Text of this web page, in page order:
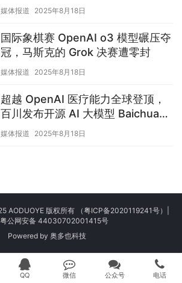
媒体报道 2025年8月18日
国际象棋赛 OpenAI o3 模型碾压夺
冠，马斯克的 Grok 决赛遭零封
媒体报道 2025年8月18日
超越 OpenAI 医疗能力全球登顶，
百川发布开源 AI 大模型 Baichuan-
M2
媒体报道 2025年8月18日
AODUOYE 版权所有 （粤ICP备2020119241号）
粤公网安备 44030702001415号
Powered by 奥多也科技
QQ 微信 公众号 电话